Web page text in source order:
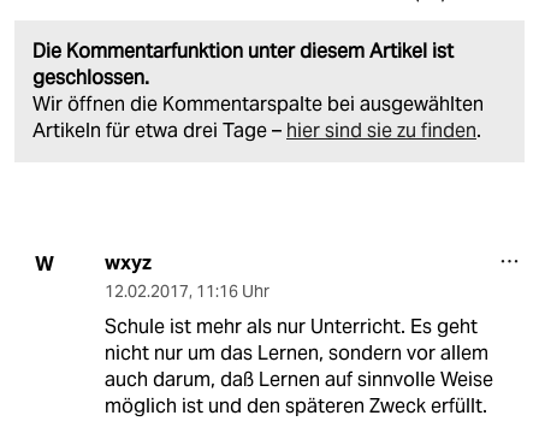
Die Kommentarfunktion unter diesem Artikel ist
geschlossen.
Wir öffnen die Kommentarspalte bei ausgewählten
Artikeln für etwa drei Tage – hier sind sie zu finden.
W wxyz
12.02.2017, 11:16 Uhr
Schule ist mehr als nur Unterricht. Es geht
nicht nur um das Lernen, sondern vor allem
auch darum, daß Lernen auf sinnvolle Weise
möglich ist und den späteren Zweck erfüllt.